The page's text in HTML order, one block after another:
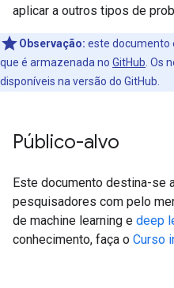
aplicar a outros tipos de
Observação: este documento
que é armazenada no GitHub . Os
disponíveis na versão do GitHub.
Público-alvo
Este documento destina-se
pesquisadores com pelo
de machine learning e deep
conhecimento, faça o Curso